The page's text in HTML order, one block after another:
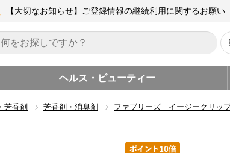
【大切なお知らせ】ご登録情報の継続利用に関するお願い
ヘルス・ビューティー
芳香剤 芳香剤・消臭剤 ファブリーズ イージークリ